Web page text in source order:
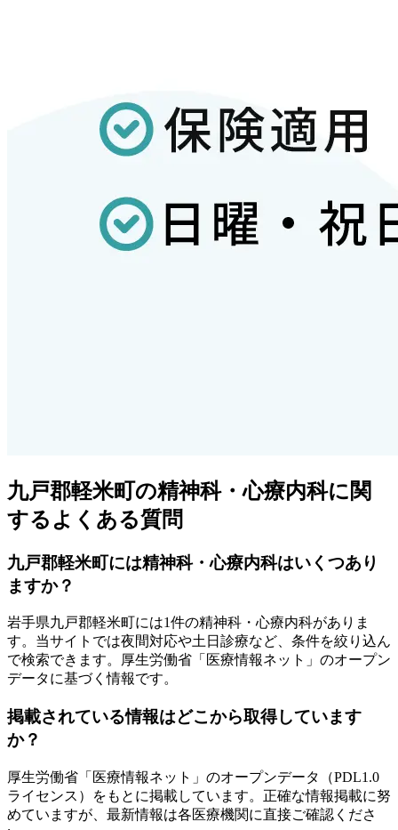
九戸郡軽米町の精神科・心療内科に関
するよくある質問
九戸郡軽米町には精神科・心療内科はいくつあり
ますか？
岩手県九戸郡軽米町には1件の精神科・心療内科がありま
す。当サイトでは夜間対応や土日診療など、条件を絞り込ん
で検索できます。厚生労働省「医療情報ネット」のオープン
データに基づく情報です。
掲載されている情報はどこから取得しています
か？
厚生労働省「医療情報ネット」のオープンデータ（PDL1.0
ライセンス）をもとに掲載しています。正確な情報掲載に努
めていますが、最新情報は各医療機関に直接ご確認くださ